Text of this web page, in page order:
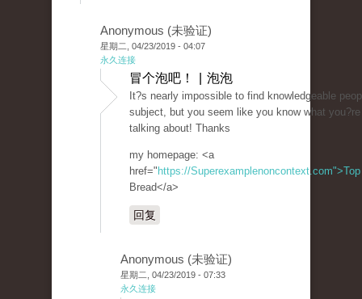
Anonymous (未验证)
星期二, 04/23/2019 - 04:07
永久连接
冒个泡吧！ | 泡泡
It?s nearly impossible to find knowledgeable
subject, but you seem like you know what you?re
talking about! Thanks
my homepage: <a
href=" https://Superexamplenoncontext.com">Top
Bread</a>
回复
Anonymous (未验证)
星期二, 04/23/2019 - 07:33
永久连接